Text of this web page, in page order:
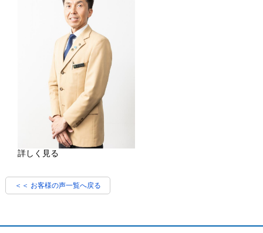
詳しく見る
＜＜ お客様の声一覧へ戻る